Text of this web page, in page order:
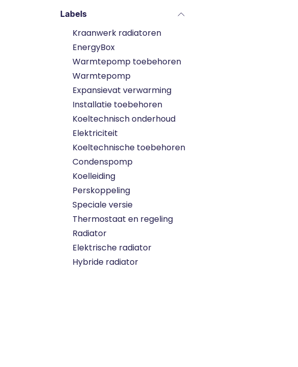
Labels
Kraanwerk radiatoren
EnergyBox
Warmtepomp toebehoren
Warmtepomp
Expansievat verwarming
Installatie toebehoren
Koeltechnisch onderhoud
Elektriciteit
Koeltechnische toebehoren
Condenspomp
Koelleiding
Perskoppeling
Speciale versie
Thermostaat en regeling
Radiator
Elektrische radiator
Hybride radiator